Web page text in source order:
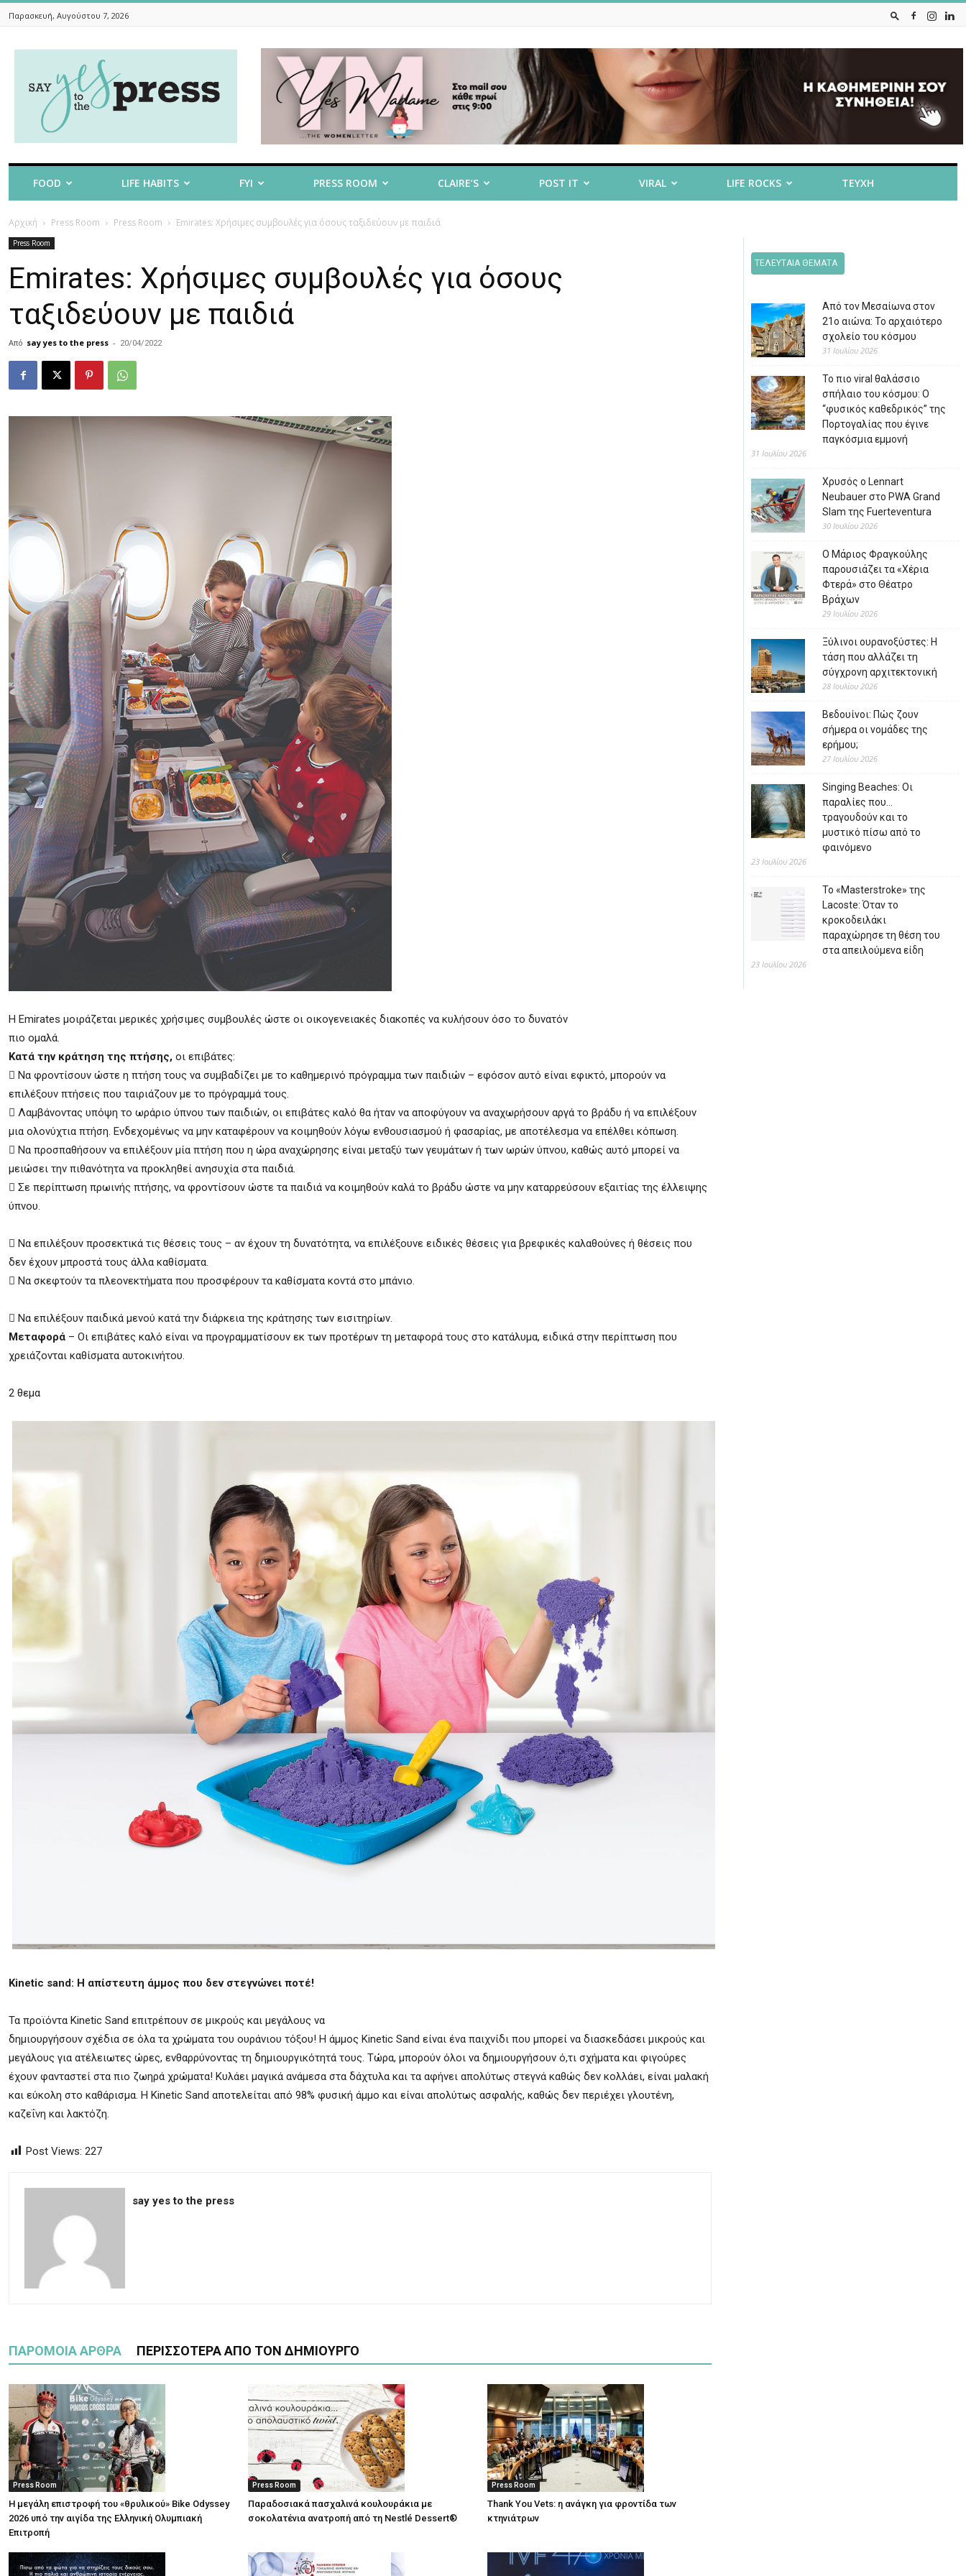
Παρασκευή, Αυγούστου 7, 2026
To
The
FOOD LIFE HABITS FYI PRESS ROOM CLAIRE’S POST IT VIRAL LIFE ROCKS ΤΕΥΧΗ
Αρχική Press Room Press Room Emirates: Χρήσιμες συμβουλές για όσους ταξιδεύουν με παιδιά
Press Room
Emirates: Χρήσιμες συμβουλές για όσους
ταξιδεύουν με παιδιά
Από say yes to the press - 20/04/2022
H Emirates μοιράζεται μερικές χρήσιμες συμβουλές ώστε οι οικογενειακές διακοπές να κυλήσουν όσο το δυνατόν
πιο ομαλά.
Κατά την κράτηση της πτήσης, οι επιβάτες:
 Να φροντίσουν ώστε η πτήση τους να συμβαδίζει με το καθημερινό πρόγραμμα των παιδιών – εφόσον αυτό είναι εφικτό, μπορούν να
επιλέξουν πτήσεις που ταιριάζουν με το πρόγραμμά τους.
 Λαμβάνοντας υπόψη το ωράριο ύπνου των παιδιών, οι επιβάτες καλό θα ήταν να αποφύγουν να αναχωρήσουν αργά το βράδυ ή να επιλέξουν
μια ολονύχτια πτήση. Ενδεχομένως να μην καταφέρουν να κοιμηθούν λόγω ενθουσιασμού ή φασαρίας, με αποτέλεσμα να επέλθει κόπωση.
 Να προσπαθήσουν να επιλέξουν μία πτήση που η ώρα αναχώρησης είναι μεταξύ των γευμάτων ή των ωρών ύπνου, καθώς αυτό μπορεί να
μειώσει την πιθανότητα να προκληθεί ανησυχία στα παιδιά.
 Σε περίπτωση πρωινής πτήσης, να φροντίσουν ώστε τα παιδιά να κοιμηθούν καλά το βράδυ ώστε να μην καταρρεύσουν εξαιτίας της έλλειψης
ύπνου.
 Να επιλέξουν προσεκτικά τις θέσεις τους – αν έχουν τη δυνατότητα, να επιλέξουνε ειδικές θέσεις για βρεφικές καλαθούνες ή θέσεις που
δεν έχουν μπροστά τους άλλα καθίσματα.
 Να σκεφτούν τα πλεονεκτήματα που προσφέρουν τα καθίσματα κοντά στο μπάνιο.
 Να επιλέξουν παιδικά μενού κατά την διάρκεια της κράτησης των εισιτηρίων.
Μεταφορά – Οι επιβάτες καλό είναι να προγραμματίσουν εκ των προτέρων τη μεταφορά τους στο κατάλυμα, ειδικά στην περίπτωση που
χρειάζονται καθίσματα αυτοκινήτου.
2 θεμα
Kinetic sand: Η απίστευτη άμμος που δεν στεγνώνει ποτέ!
Τα προϊόντα Kinetic Sand επιτρέπουν σε μικρούς και μεγάλους να
δημιουργήσουν σχέδια σε όλα τα χρώματα του ουράνιου τόξου! Η άμμος Kinetic Sand είναι ένα παιχνίδι που μπορεί να διασκεδάσει μικρούς και
μεγάλους για ατέλειωτες ώρες, ενθαρρύνοντας τη δημιουργικότητά τους. Tώρα, μπορούν όλοι να δημιουργήσουν ό,τι σχήματα και φιγούρες
έχουν φανταστεί στα πιο ζωηρά χρώματα! Κυλάει μαγικά ανάμεσα στα δάχτυλα και τα αφήνει απολύτως στεγνά καθώς δεν κολλάει, είναι μαλακή
και εύκολη στο καθάρισμα. H Κinetic Sand αποτελείται από 98% φυσική άμμο και είναι απολύτως ασφαλής, καθώς δεν περιέχει γλουτένη,
καζεΐνη και λακτόζη.
Post Views: 227
say yes to the press
ΠΑΡΟΜΟΙΑ ΑΡΘΡΑ ΠΕΡΙΣΣΟΤΕΡΑ ΑΠΟ ΤΟΝ ΔΗΜΙΟΥΡΓΟ
Press Room
Η μεγάλη επιστροφή του «θρυλικού» Bike Odyssey
2026 υπό την αιγίδα της Ελληνική Ολυμπιακή
Επιτροπή
Press Room
Παραδοσιακά πασχαλινά κουλουράκια με
σοκολατένια ανατροπή από τη Nestlé Dessert®
Press Room
Thank You Vets: η ανάγκη για φροντίδα των
κτηνιάτρων
ΤΕΛΕΥΤΑΙΑ ΘΕΜΑΤΑ
Από τον Μεσαίωνα στον
21ο αιώνα: Το αρχαιότερο
σχολείο του κόσμου
31 Ιουλίου 2026
Το πιο viral θαλάσσιο
σπήλαιο του κόσμου: Ο
“φυσικός καθεδρικός” της
Πορτογαλίας που έγινε
παγκόσμια εμμονή
31 Ιουλίου 2026
Χρυσός ο Lennart
Neubauer στο PWA Grand
Slam της Fuerteventura
30 Ιουλίου 2026
Ο Μάριος Φραγκούλης
παρουσιάζει τα «Χέρια
Φτερά» στο Θέατρο
Βράχων
29 Ιουλίου 2026
Ξύλινοι ουρανοξύστες: Η
τάση που αλλάζει τη
σύγχρονη αρχιτεκτονική
28 Ιουλίου 2026
Βεδουίνοι: Πώς ζουν
σήμερα οι νομάδες της
ερήμου;
27 Ιουλίου 2026
Singing Beaches: Οι
παραλίες που…
τραγουδούν και το
μυστικό πίσω από το
φαινόμενο
23 Ιουλίου 2026
Το «Masterstroke» της
Lacoste: Όταν το
κροκοδειλάκι
παραχώρησε τη θέση του
στα απειλούμενα είδη
23 Ιουλίου 2026